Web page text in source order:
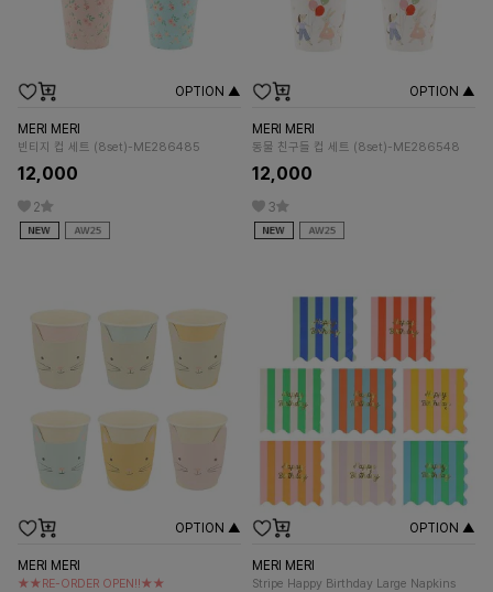
OPTION ▲
MERI MERI
빈티지 컵 세트 (8set)-ME286485
12,000
2
OPTION ▲
MERI MERI
동물 친구들 컵 세트 (8set)-ME286548
12,000
3
OPTION ▲
MERI MERI
★★RE-ORDER OPEN!!★★
OPTION ▲
MERI MERI
Stripe Happy Birthday Large Napkins